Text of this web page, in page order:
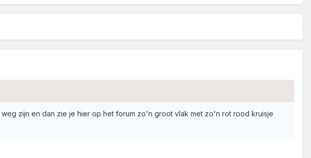
zijn en dan zie je hier op het forum zo'n groot vlak met zo'n rot rood kruisje